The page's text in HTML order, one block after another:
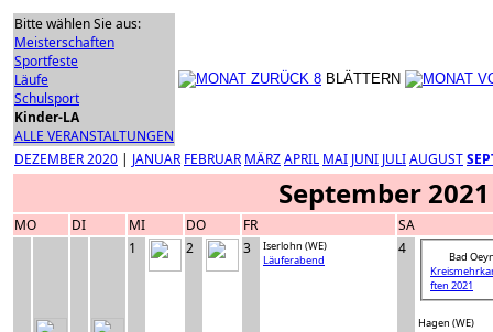
Bitte wählen Sie aus:
Meisterschaften
Sportfeste
Läufe
Schulsport
Kinder-LA
ALLE VERANSTALTUNGEN
BLÄTTERN
DEZEMBER 2020 | JANUAR FEBRUAR MÄRZAPRIL MAI JUNI JULIAUGUST
September 2021
MO DI MI DO FR
SA
1
2 3
Iserlohn (WE)
Läuferabend
4
Bad
ften 2021
Hagen (WE)